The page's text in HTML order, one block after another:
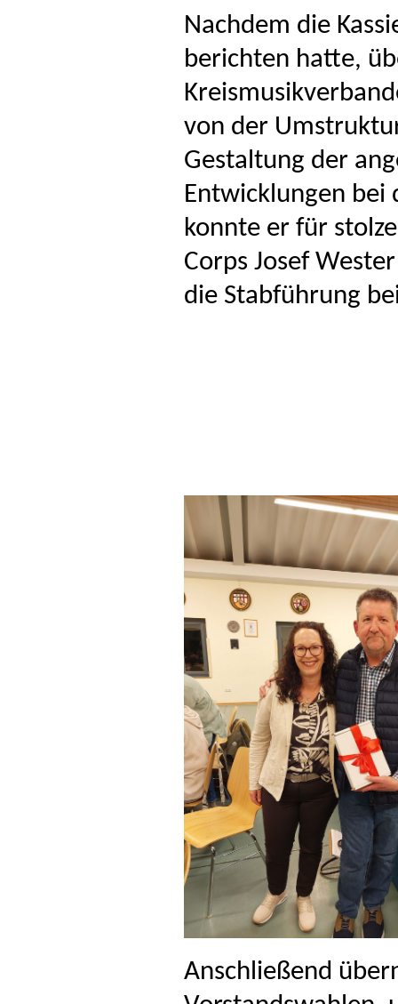
Nachdem die
berichten hatte,
von der
Gestaltung der
Entwicklungen bei
konnte er für
Corps Josef
die Stabführung
Anschließend